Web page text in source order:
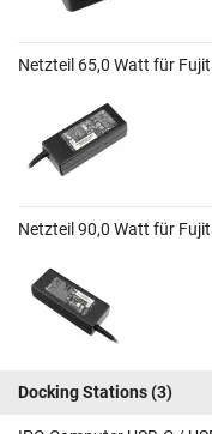
Netzteil 65,0 Watt für
Netzteil 90,0 Watt für
Docking Stations(3)